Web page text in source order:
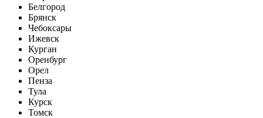
Белгород
Брянск
Чебоксары
Ижевск
Курган
Оренбург
Орел
Пенза
Тула
Курск
Томск